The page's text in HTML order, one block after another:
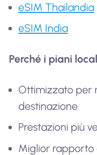
eSIM Thailandia
eSIM India
Perché i piani
Ottimizzato per
destinazione
Prestazioni più
Miglior